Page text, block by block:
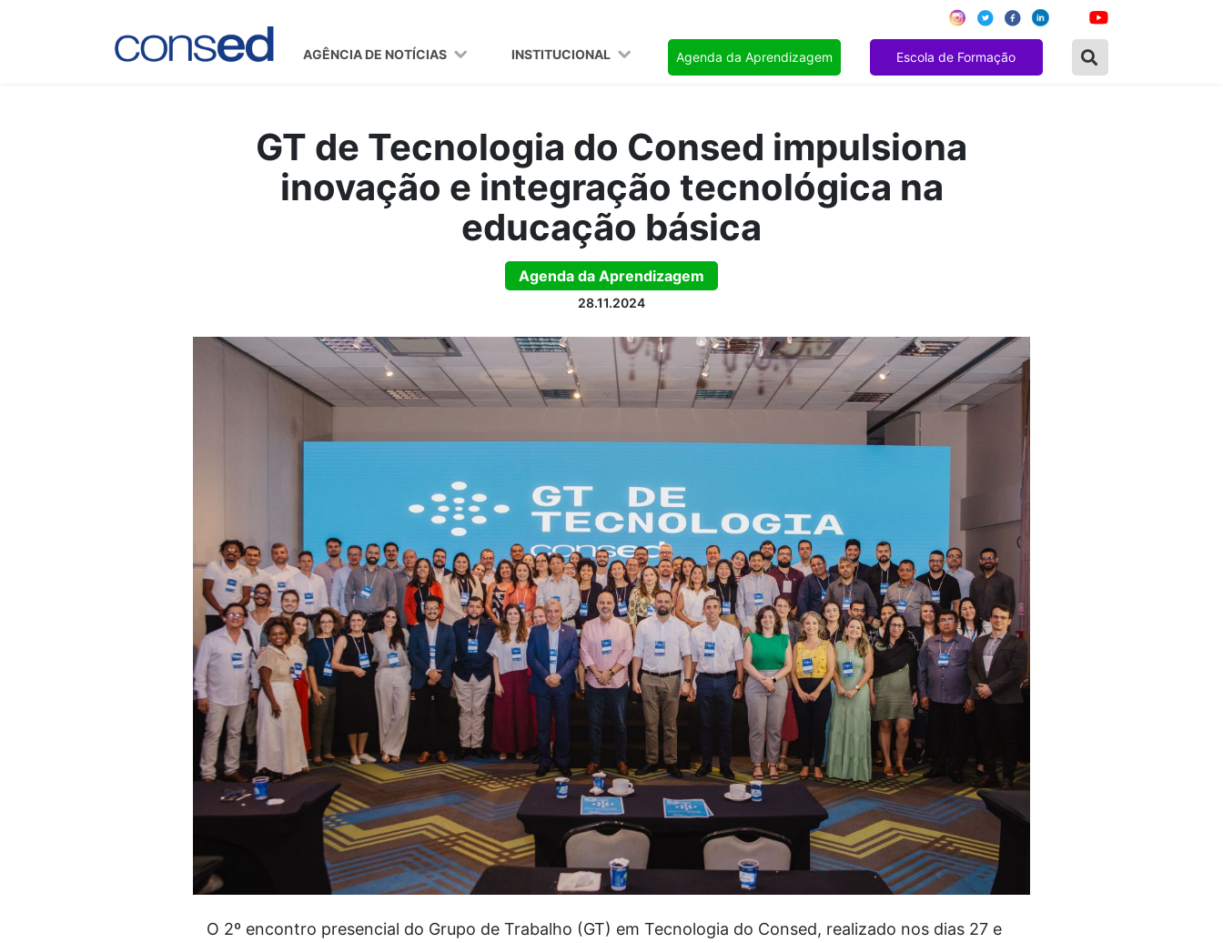
AGÊNCIA DE NOTÍCIAS INSTITUCIONAL Agenda da Aprendizagem Escola de Formação
GT de Tecnologia do Consed impulsiona
inovação e integração tecnológica na
educação básica
Agenda da Aprendizagem
28.11.2024
O 2º encontro presencial do Grupo de Trabalho (GT) em Tecnologia do Consed, realizado nos dias 27 e